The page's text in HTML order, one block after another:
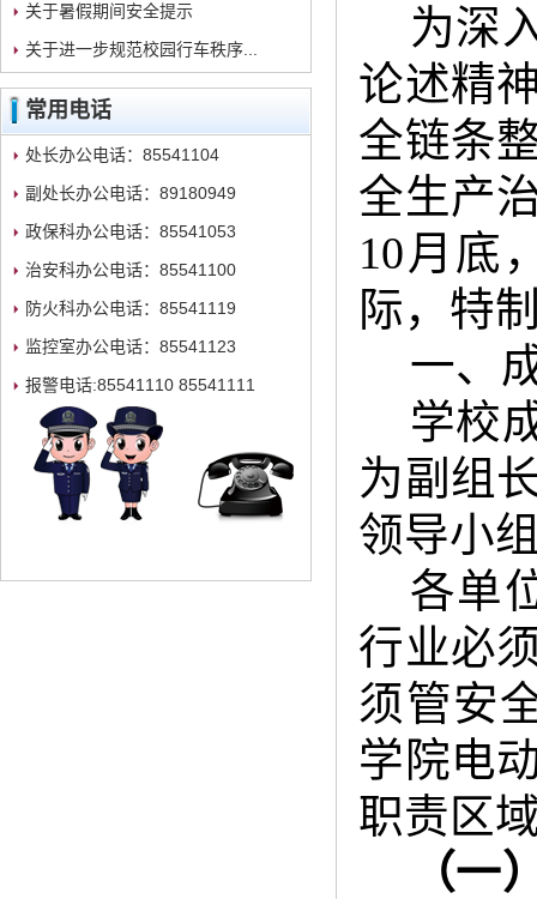
关于暑假期间安全提示
关于进一步规范校园行车秩序...
常用电话
处长办公电话：85541104
副处长办公电话：89180949
政保科办公电话：85541053
治安科办公电话：85541100
防火科办公电话：85541119
监控室办公电话：85541123
报警电话:85541110 85541111
为深
论述精
全链条
全生产
10月底
际，特
一、
学校
为副组
领导小
各单
行业必
须管安
学院电
职责区
（一